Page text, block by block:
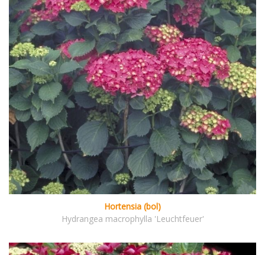
Hortensia (bol)
Hydrangea macrophylla 'Leuchtfeuer'